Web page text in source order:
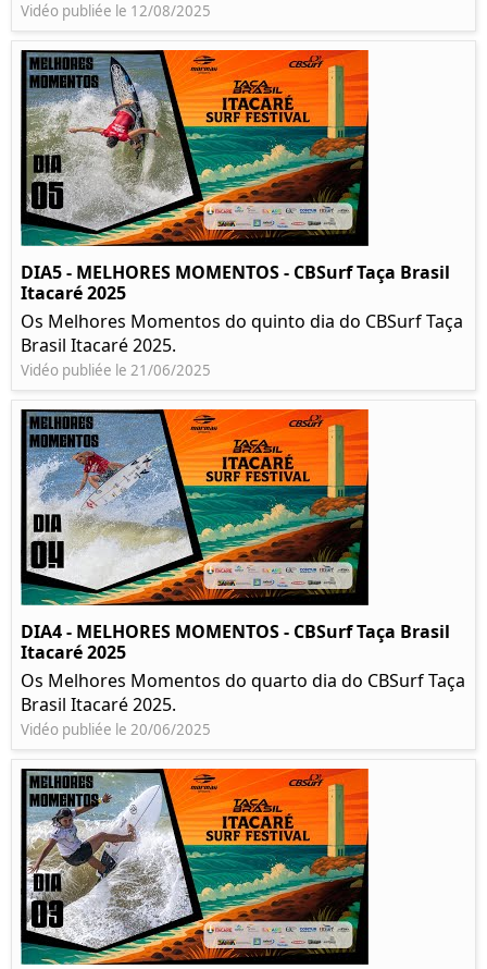
Vidéo publiée le 12/08/2025
DIA5 - MELHORES MOMENTOS - CBSurf Taça Brasil
Itacaré 2025
Os Melhores Momentos do quinto dia do CBSurf Taça
Brasil Itacaré 2025.
Vidéo publiée le 21/06/2025
DIA4 - MELHORES MOMENTOS - CBSurf Taça Brasil
Itacaré 2025
Os Melhores Momentos do quarto dia do CBSurf Taça
Brasil Itacaré 2025.
Vidéo publiée le 20/06/2025